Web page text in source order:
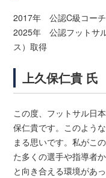
2017年 公認C級コー
2025年 公認フットサ
ス）取得
上久保仁貴
この度、フットサル日
保仁貴です。このよう
まる思いです。私がこ
た多くの選手や指導者
と向き合える環境があ